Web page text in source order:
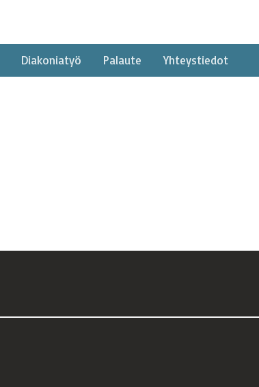
Diakoniatyö Palaute Yhteystiedot